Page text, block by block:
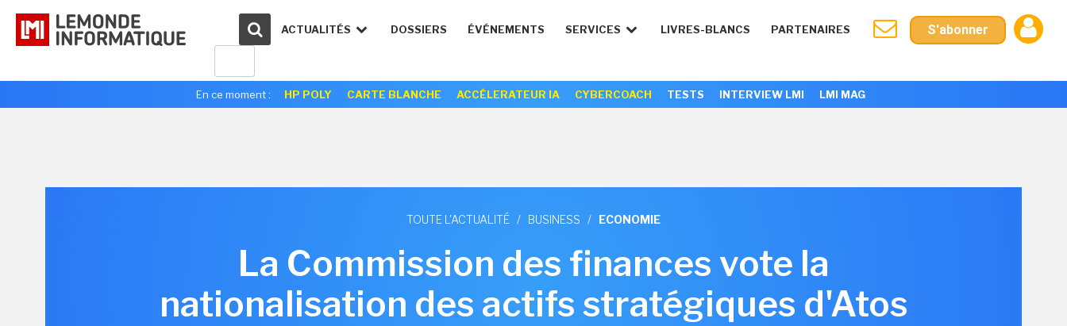
ACTUALITÉS DOSSIERS ÉVÉNEMENTS SERVICES LIVRES-BLANCS PARTENAIRES S'abonner
En ce moment : HP POLY CARTE BLANCHE ACCÉLERATEUR IA CYBERCOACH TESTS INTERVIEW LMI LMI MAG
TOUTE L'ACTUALITÉ / BUSINESS / ECONOMIE
La Commission des finances vote la
nationalisation des actifs stratégiques d'Atos